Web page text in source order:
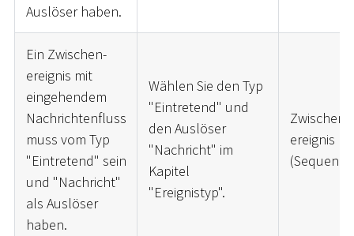
Auslöser haben.
Ein Zwischen-
ereignis mit
eingehendem
Nachrichtenfluss
muss vom Typ
"Eintretend" sein
und "Nachricht"
als Auslöser
haben.
Wählen Sie den Typ
"Eintretend" und
den Auslöser
"Nachricht" im
Kapitel
"Ereignistyp".
Zwischen-
ereignis